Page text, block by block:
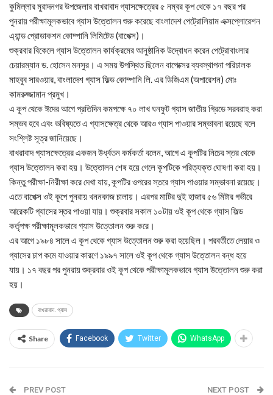
কুমিল্লার মুরাদনগর উপজেলার বাখরাবাদ গ্যাসক্ষেত্রের ৫ নম্বর কূপ থেকে ১৭ বছর পর
পুনরায় পরীক্ষামূলকভাবে গ্যাস উত্তোলন শুরু করেছে বাংলাদেশ পেট্রোলিয়াম এক্সপ্লোরেশন
এ্যান্ড প্রোডাকশন কোম্পানি লিমিটেড (বাপেক্স)।
শুক্রবার বিকেলে গ্যাস উত্তোলন কার্যক্রমের আনুষ্ঠানিক উদ্বোধন করেন পেট্রোবাংলার
চেয়ারম্যান ড. হোসেন মনসুর। এ সময় উপস্থিত ছিলেন বাপেক্সের ব্যবস্থাপনা পরিচালক
মাহবুব সারওয়ার, বাংলাদেশ গ্যাস ফিল্ড কোম্পানি লি. এর ডিজিএম (অপারেশন) মোঃ
কামরুজ্জামান প্রমুখ।
এ কূপ থেকে ঈদের আগে প্রতিদিন কমপক্ষে ৭০ লাখ ঘনফুট গ্যাস জাতীয় গ্রিডে সরবরাহ করা
সম্ভব হবে এবং ভবিষ্যতে এ গ্যাসক্ষেত্র থেকে আরও গ্যাস পাওয়ার সম্ভাবনা রয়েছে বলে
সংশ্লিষ্ট সূত্র জানিয়েছে।
বাখরাবাদ গ্যাসক্ষেত্রের একজন উর্ধ্বতন কর্মকর্তা বলেন, আগে এ কূপটির নিচের স্তর থেকে
গ্যাস উত্তোলন করা হয়। উত্তোলন শেষ হয়ে গেলে কূপটিকে পরিত্যক্ত ঘোষণা করা হয়।
কিন্তু পরীক্ষা-নিরীক্ষা করে দেখা যায়, কূপটির ওপরের স্তরে গ্যাস পাওয়ার সম্ভাবনা রয়েছে।
এতে বাপেক্স ওই কূপে পুনরায় খননকাজ চালায়। এরপর মাটির দুই হাজার ৫৬ মিটার গভীরে
আরেকটি গ্যাসের স্তর পাওয়া যায়। শুক্রবার সকাল ১০টায় ওই কূপ থেকে গ্যাস ফিল্ড
কর্তৃপক্ষ পরীক্ষামূলকভাবে গ্যাস উত্তোলন শুরু করে।
এর আগে ১৯৮৪ সালে এ কূপ থেকে গ্যাস উত্তোলন শুরু করা হয়েছিল। পরবর্তীতে লেয়ার ও
গ্যাসের চাপ কমে যাওয়ার কারণে ১৯৯৭ সালে ওই কূপ থেকে গ্যাস উত্তোলন বন্ধ হয়ে
যায়। ১৭ বছর পর পুনরায় শুক্রবার ওই কূপ থেকে পরীক্ষামূলকভাবে গ্যাস উত্তোলন শুরু করা
হয়।
বাখরাবাদ. গ্যাস
Share Facebook Twitter WhatsApp
PREV POST NEXT POST